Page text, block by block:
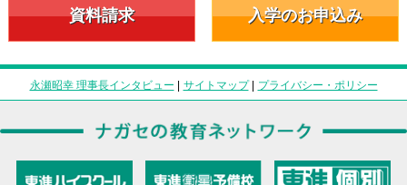
資料請求 入学のお申込み
永瀬昭幸 理事長インタビュー | サイトマップ| プライバシー・ポリシー